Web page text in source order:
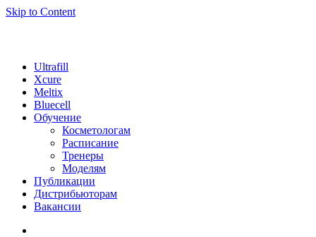
Skip to Content
Ultrafill
Xcure
Meltix
Bluecell
Обучение
Косметологам
Расписание
Тренеры
Моделям
Публикации
Дистрибьюторам
Вакансии